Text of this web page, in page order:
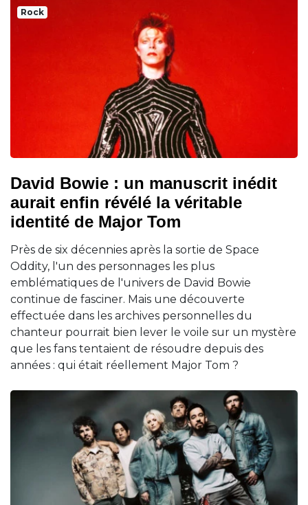
Rock
David Bowie : un manuscrit inédit
aurait enfin révélé la véritable
identité de Major Tom
Près de six décennies après la sortie de Space
Oddity, l'un des personnages les plus
emblématiques de l'univers de David Bowie
continue de fasciner. Mais une découverte
effectuée dans les archives personnelles du
chanteur pourrait bien lever le voile sur un mystère
que les fans tentaient de résoudre depuis des
années : qui était réellement Major Tom ?